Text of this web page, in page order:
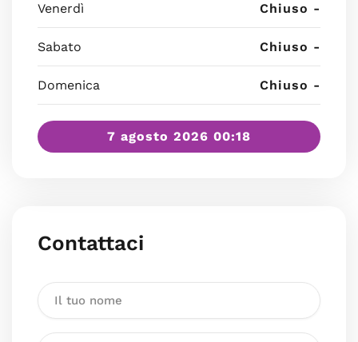
Venerdì Chiuso -
Sabato Chiuso -
Domenica Chiuso -
7 agosto 2026 00:18
Contattaci